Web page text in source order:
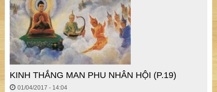
KINH THẮNG MAN PHU NHÂN HỘI (P.19)
01/04/2017 - 14:04